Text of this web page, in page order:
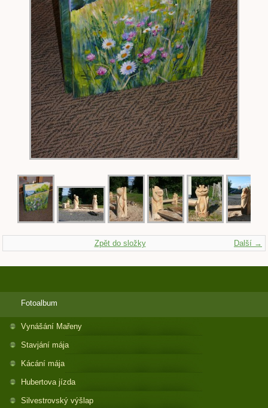
Další →
Zpět do složky
Fotoalbum
Vynášání Mařeny
Stavjání mája
Kácání mája
Hubertova jízda
Silvestrovský výšlap